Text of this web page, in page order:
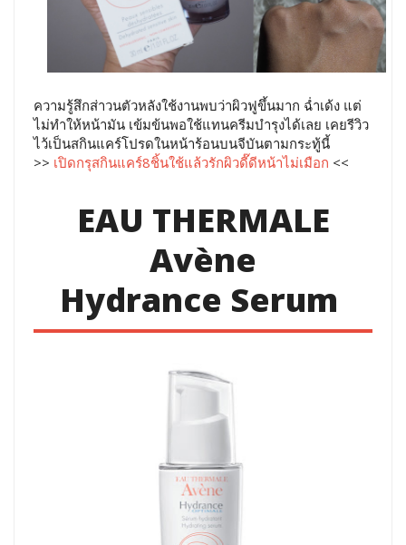
ความรู้สึกส่าวนตัวหลังใช้งานพบว่าผิวฟูขึ้นมาก ฉ่ำเด้ง แต่
ไม่ทำให้หน้ามัน เข้มข้นพอใช้แทนครีมบำรุงได้เลย เคยรีวิว
ไว้เป็นสกินแคร์โปรดในหน้าร้อนบนจีบันตามกระทู้นี้
>> เปิดกรุสกินแคร์8ชิ้นใช้แล้วรักผิวดี๊ดีหน้าไม่เมือก <<
EAU THERMALE
Avène
Hydrance Serum